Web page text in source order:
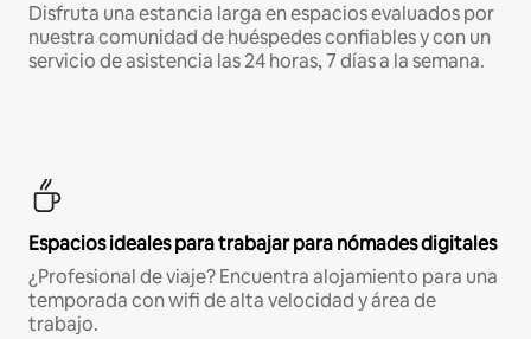
Disfruta una estancia larga en espacios evaluados por
nuestra comunidad de huéspedes confiables y con un
servicio de asistencia las 24 horas, 7 días a la semana.
Espacios ideales para trabajar para nómades digitales
¿Profesional de viaje? Encuentra alojamiento para una
temporada con wifi de alta velocidad y área de
trabajo.